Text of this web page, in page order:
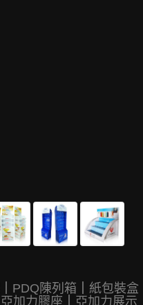
PDQ陳列箱
紙包裝盒
亞加力膠座 亞加力展示